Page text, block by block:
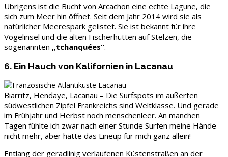
Übrigens ist die Bucht von Arcachon eine echte Lagune, die
sich zum Meer hin öffnet. Seit dem Jahr 2014 wird sie als
natürlicher Meerespark gelistet. Sie ist bekannt für ihre
Vogelinsel und die alten Fischerhütten auf Stelzen, die
sogenannten „tchanquées“.
6. Ein Hauch von Kalifornien in Lacanau
Biarritz, Hendaye, Lacanau – Die Surfspots im äußerten
südwestlichen Zipfel Frankreichs sind Weltklasse. Und gerade
im Frühjahr und Herbst noch menschenleer. An manchen
Tagen fühlte ich zwar nach einer Stunde Surfen meine Hände
nicht mehr, aber hatte das Lineup für mich ganz allein!
Entlang der geradlinig verlaufenen Küstenstraßen an der